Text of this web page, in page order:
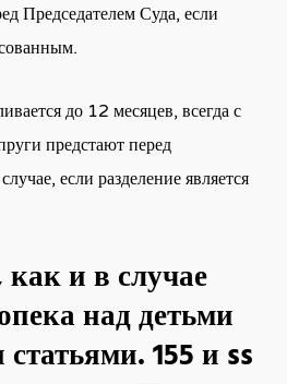
Председателем Суда, если
до 12 месяцев, всегда с
предстают перед
если разделение является
и в случае
над детьми
статьями.155 и ss